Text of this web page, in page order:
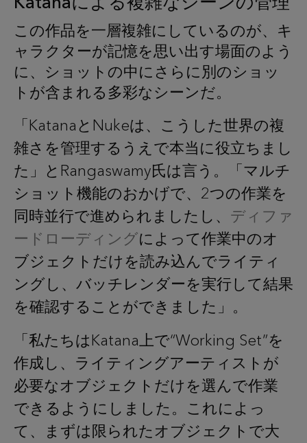
この作品を一層複雑にしているのが、キ
ャラクターが記憶を思い出す場面のよう
に、ショットの中にさらに別のショッ
トが含まれる多彩なシーンだ。
「KatanaとNukeは、こうした世界の複
雑さを管理するうえで本当に役立ちまし
た」とRangaswamy氏は言う。「マルチ
ショット機能のおかげで、2つの作業を
同時並行で進められましたし、 ディファ
ードローディングによって作業中のオ
ブジェクトだけを読み込んでライティ
ングし、バッチレンダーを実行して結果
を確認することができました」。
「私たちはKatana上で“Working Set”を
作成し、ライティングアーティストが
必要なオブジェクトだけを選んで作業
できるようにしました。これによっ
て、まずは限られたオブジェクトで大